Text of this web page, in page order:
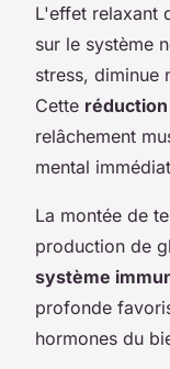
L'effet relaxant
sur le système
stress, diminue
Cette
relâchement
mental
La montée de
production de
système
profonde
hormones du